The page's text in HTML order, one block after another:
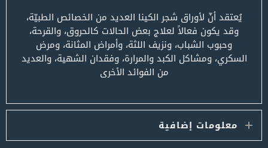
يُعتقد أنّ لأوراق شجر الكينا العديد من الخصائص الطبيّة،
وقد يكون فعالاً لعلاج بعض الحالات كالحروق، والقرحة،
وحبوب الشباب، ونزيف اللثة، وأمراض المثانة، ومرض
السكري، ومشاكل الكبد والمرارة، وفقدان الشهية، والعديد
من الفوائد الأخرى
معلومات إضافية